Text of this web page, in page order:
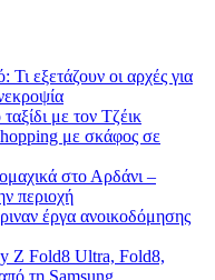
εξετάζουν οι αρχές για
με τον Τζέικ
με σκάφος σε
στο Αρδάνι –
περιοχή
έργα ανοικοδόμησης
Z Fold8 Ultra, Fold8,
τη Samsung